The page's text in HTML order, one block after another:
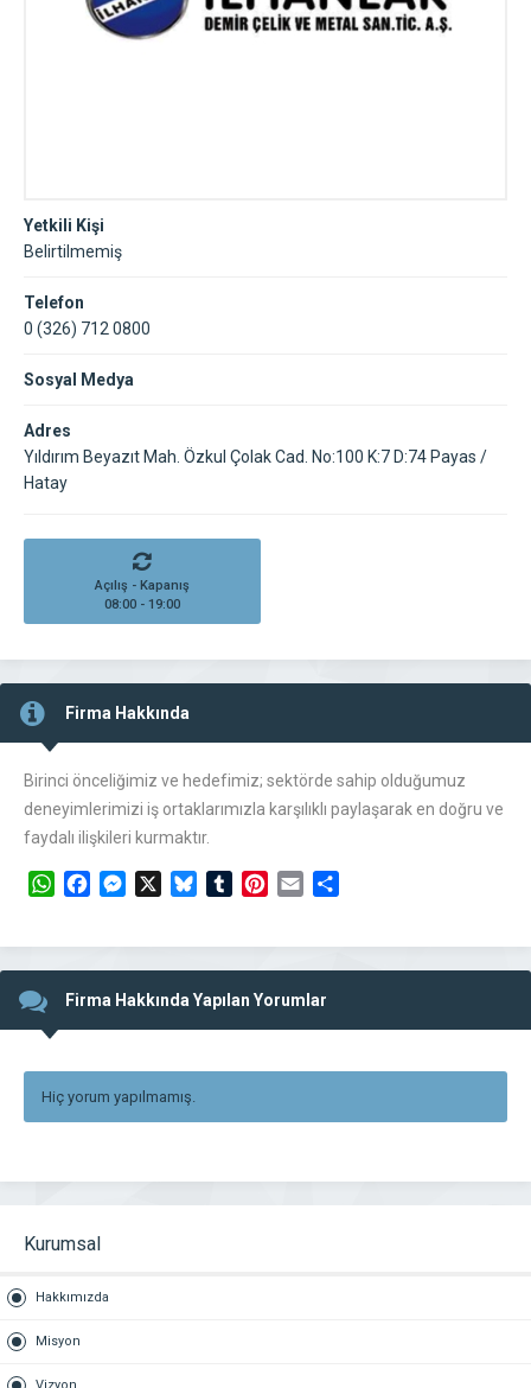
Yetkili Kişi
Belirtilmemiş
Telefon
0 (326) 712 0800
Sosyal Medya
Adres
Yıldırım Beyazıt Mah. Özkul Çolak Cad. No:100 K:7 D:74 Payas /
Hatay
Açılış - Kapanış
08:00 - 19:00
Firma Hakkında
Birinci önceliğimiz ve hedefimiz; sektörde sahip olduğumuz
deneyimlerimizi iş ortaklarımızla karşılıklı paylaşarak en doğru ve
faydalı ilişkileri kurmaktır.
WhatsAppFacebookMessengerBlueskyTumblrPinterest
Email
Firma Hakkında Yapılan Yorumlar
Hiç yorum yapılmamış.
Kurumsal
Hakkımızda
Misyon